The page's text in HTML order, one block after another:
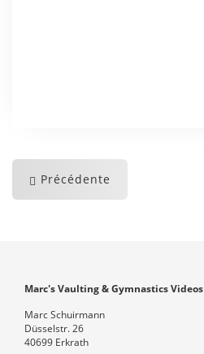
Précédente
Marc's Vaulting & Gymnastics Videos
Marc Schuirmann
Düsselstr. 26
40699 Erkrath